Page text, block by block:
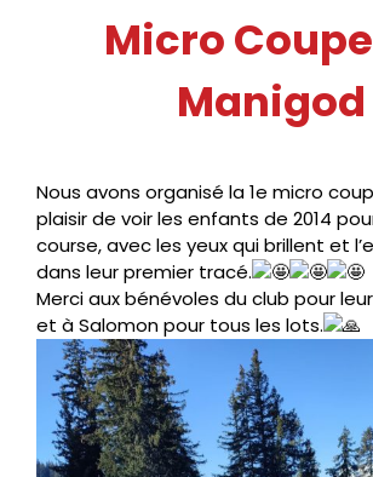
Micro
Manigod
Nous avons organisé la 1e micro
plaisir de voir les enfants de 2014
course, avec les yeux qui brillent et
dans leur premier tracé.
Merci aux bénévoles du club pour
et à Salomon pour tous les lots.